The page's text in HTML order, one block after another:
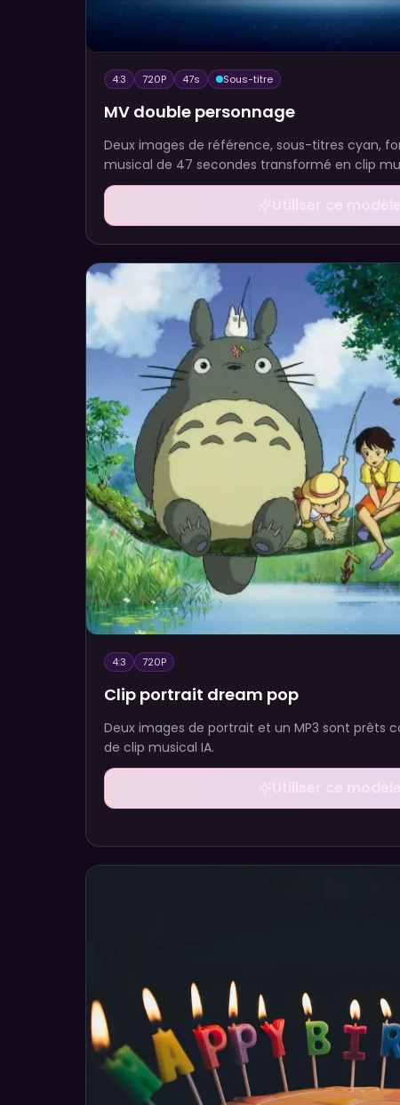
4:3 720P 47s Sous-titre
MV double personnage
Deux images de référence, sous-titres cyan,
musical de 47 secondes transformé en clip
4:3 720P
Clip portrait dream pop
Deux images de portrait et un MP3 sont prêts
de clip musical IA.